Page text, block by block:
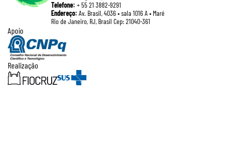
Telefone: + 55 21 3882-9291
Endereço: Av. Brasil, 4036 • sala 1016 A • Maré
Rio de Janeiro, RJ, Brasil Cep: 21040-361
Apoio
Realização